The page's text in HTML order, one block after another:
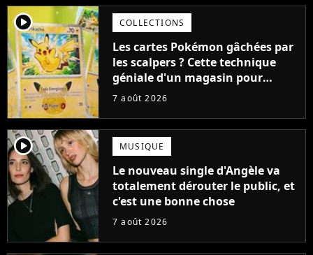
player2 COLLECTIONS
Les cartes Pokémon gâchées par
les scalpers ? Cette technique
géniale d'un magasin pour
ruiner les revendeurs
7 août 2026
player2 MUSIQUE
Le nouveau single d'Angèle va
totalement dérouter le public, et
c'est une bonne chose
7 août 2026